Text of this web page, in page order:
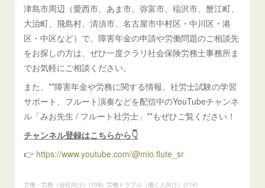
津島市周辺（愛西市、あま市、弥富市、稲沢市、蟹江町、
大治町、飛島村、清須市、名古屋市中村区・中川区・港
区・中区など）で、障害年金の申請や労働問題のご相談先
をお探しの方は、ぜひ一度クラリ社会保険労務士事務所ま
でお気軽にご相談ください。
また、**障害年金や労務に関する情報、社労士試験の学習
サポート、フルート演奏などを配信中のYouTubeチャンネ
ル「みお先生 / フルート社労士」**もぜひご覧ください！
チャンネル登録はこちらから👇
👉 https://www.youtube.com/@mio.flute_sr
労働・労務（会社向け） (109) 労働トラブル（働く人向け） (114)